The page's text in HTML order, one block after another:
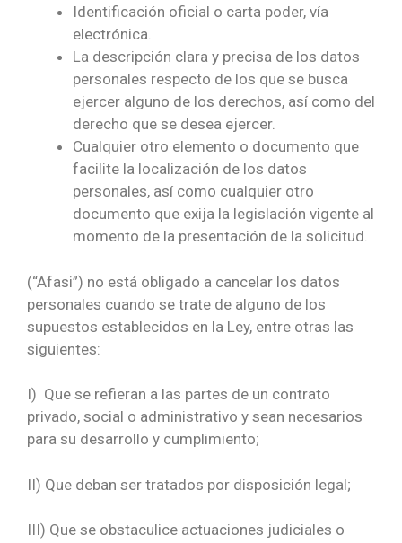
Identificación oficial o carta poder, vía
electrónica.
La descripción clara y precisa de los datos
personales respecto de los que se busca
ejercer alguno de los derechos, así como del
derecho que se desea ejercer.
Cualquier otro elemento o documento que
facilite la localización de los datos
personales, así como cualquier otro
documento que exija la legislación vigente al
momento de la presentación de la solicitud.
(“Afasi”) no está obligado a cancelar los datos
personales cuando se trate de alguno de los
supuestos establecidos en la Ley, entre otras las
siguientes:
I) Que se refieran a las partes de un contrato
privado, social o administrativo y sean necesarios
para su desarrollo y cumplimiento;
II) Que deban ser tratados por disposición legal;
III) Que se obstaculice actuaciones judiciales o